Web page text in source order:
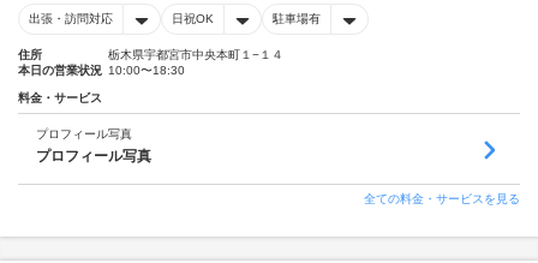
出張・訪問対応 日祝OK 駐車場有
住所
栃木県宇都宮市中央本町１−１４
本日の営業状況 10:00〜18:30
料金・サービス
プロフィール写真
プロフィール写真
全ての料金・サービスを見る